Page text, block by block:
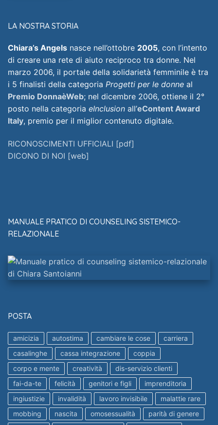
LA NOSTRA STORIA
Chiara’s Angels nasce nell’ottobre 2005, con l’intento
di creare una rete di aiuto reciproco tra donne. Nel
marzo 2006, il portale della solidarietà femminile è tra
i 5 finalisti della categoria Progetti per le donne al
Premio DonnaèWeb; nel dicembre 2006, ottiene il 2°
posto nella categoria eInclusion all’eContent Award
Italy, premio per il miglior contenuto digitale.
RICONOSCIMENTI UFFICIALI [pdf]
DICONO DI NOI [web]
MANUALE PRATICO DI COUNSELING SISTEMICO-
RELAZIONALE
POSTA
amicizia autostima cambiare le cose
carriera
casalinghe
cassa integrazione
coppia
corpo e mente
creatività
dis-servizio clienti
fai-da-te
felicità genitori e figli
imprenditoria
ingiustizie
invalidità lavoro invisibile
malattie rare
mobbing
nascita omosessualità
parità di genere